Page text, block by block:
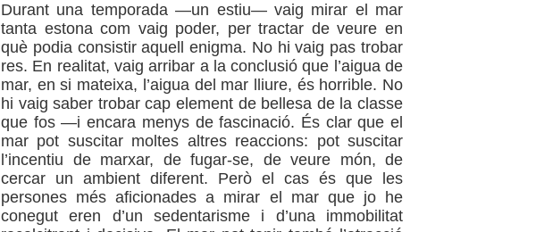
Durant una temporada —un estiu— vaig mirar el mar
tanta estona com vaig poder, per tractar de veure en
què podia consistir aquell enigma. No hi vaig pas trobar
res. En realitat, vaig arribar a la conclusió que l’aigua de
mar, en si mateixa, l’aigua del mar lliure, és horrible. No
hi vaig saber trobar cap element de bellesa de la classe
que fos —i encara menys de fascinació. És clar que el
mar pot suscitar moltes altres reaccions: pot suscitar
l’incentiu de marxar, de fugar-se, de veure món, de
cercar un ambient diferent. Però el cas és que les
persones més aficionades a mirar el mar que jo he
conegut eren d’un sedentarisme i d’una immobilitat